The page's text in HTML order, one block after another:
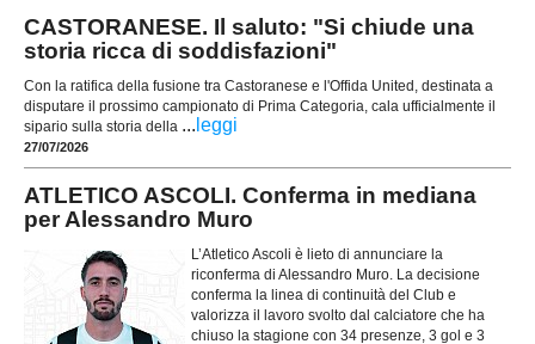
CASTORANESE. Il saluto: "Si chiude una
storia ricca di soddisfazioni"
Con la ratifica della fusione tra Castoranese e l'Offida United, destinata a
disputare il prossimo campionato di Prima Categoria, cala ufficialmente il
sipario sulla storia della ... leggi
27/07/2026
ATLETICO ASCOLI. Conferma in mediana
per Alessandro Muro
L’Atletico Ascoli è lieto di annunciare la
riconferma di Alessandro Muro. La decisione
conferma la linea di continuità del Club e
valorizza il lavoro svolto dal calciatore che ha
chiuso la stagione con 34 presenze, 3 gol e 3